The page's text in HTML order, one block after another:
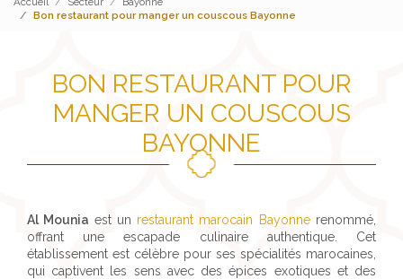
Bon restaurant pour manger un couscous Bayonne
BON RESTAURANT POUR
MANGER UN COUSCOUS
BAYONNE
Al Mounia est un restaurant marocain Bayonnerenommé,
offrant une escapade culinaire authentique. Cet
établissement est célèbre pour ses spécialités marocaines,
qui captivent les sens avec des épices exotiques et des